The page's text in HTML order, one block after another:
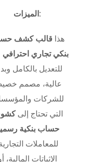
الميزات:
هذا قالب كشف
بنكي تجاري احترافي
للتعديل بالكامل
عالية، مصمم
للشركات
التي تحتاج إلى
حساب بنكية
للمعاملات
الإثباتات المالية،